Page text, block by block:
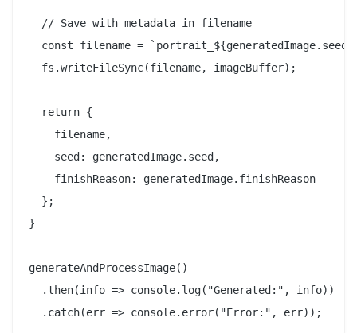
  // Save with metadata in filename
const filename =
  fs.writeFileSync(filename, imageBuffer);
  return {
    filename,
    seed: generatedImage.seed,
    finishReason: generatedImage.finishReason
  };
}
generateAndProcessImage()
  .then(info => console.log("Generated:", info))